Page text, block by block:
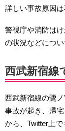
詳しい事故原因は
警視庁や消防は
の状況などについ
西武新宿線
西武新宿線の鷺
事故が起き、帰
から、Twitter上で